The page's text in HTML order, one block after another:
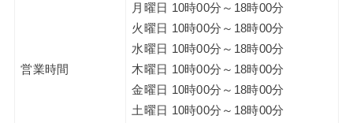
営業時間
月曜日 10時00分～18時00分
火曜日 10時00分～18時00分
水曜日 10時00分～18時00分
木曜日 10時00分～18時00分
金曜日 10時00分～18時00分
土曜日 10時00分～18時00分